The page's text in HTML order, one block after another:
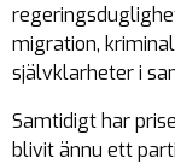
migration,
självklarheter i
Samtidigt har
blivit ännu ett